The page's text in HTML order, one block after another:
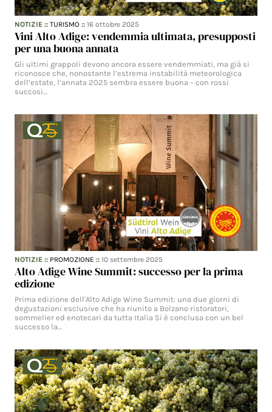
NOTIZIE ::TURISMO ::16 ottobre 2025
Vini Alto Adige: vendemmia ultimata, presupposti
per una buona annata
Gli ultimi grappoli devono ancora essere vendemmiati, ma già si
riconosce che, nonostante l’estrema instabilità meteorologica
dell’estate, l‘annata 2025 sembra essere buona – con rossi
succosi…
NOTIZIE :: PROMOZIONE ::10 settembre 2025
Alto Adige Wine Summit: successo per la prima
edizione
Prima edizione dell'Alto Adige Wine Summit: una due giorni di
degustazioni esclusive che ha riunito a Bolzano ristoratori,
sommelier ed enotecari da tutta Italia Si è conclusa con un bel
successo la…